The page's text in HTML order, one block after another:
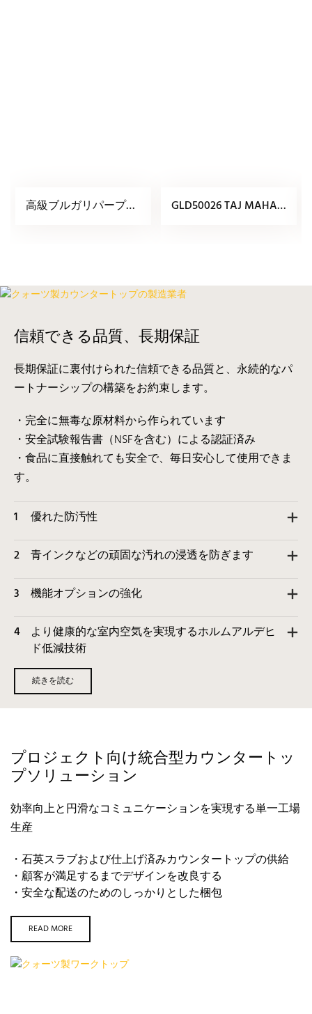
高級ブルガリパープル
GLD50026 TAJ MAHAL
信頼できる品質、長期保証
長期保証に裏付けられた信頼できる品質と、永続的なパ
ートナーシップの構築をお約束します。
・完全に無毒な原材料から作られています
・安全試験報告書（NSFを含む）による認証済み
・食品に直接触れても安全で、毎日安心して使用できま
す。
1 優れた防汚性
2 青インクなどの頑固な汚れの浸透を防ぎます
3 機能オプションの強化
4
より健康的な室内空気を実現するホルムアルデヒ
ド低減技術
続きを読む
プロジェクト向け統合型カウンタートッ
プソリューション
効率向上と円滑なコミュニケーションを実現する単一工場
生産
・石英スラブおよび仕上げ済みカウンタートップの供給
・顧客が満足するまでデザインを改良する
・安全な配送のためのしっかりとした梱包
READ MORE